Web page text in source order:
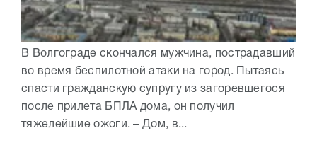
В Волгограде скончался мужчина, пострадавший
во время беспилотной атаки на город. Пытаясь
спасти гражданскую супругу из загоревшегося
после прилета БПЛА дома, он получил
тяжелейшие ожоги. – Дом, в...